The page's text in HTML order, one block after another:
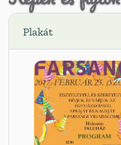
Plakát